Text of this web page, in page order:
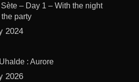
– Day 1 – With the night
party
2024
: Aurore
2026